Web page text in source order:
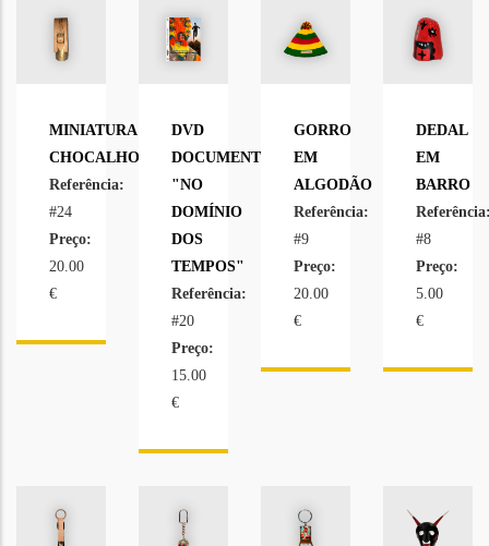
MINIATURA
CHOCALHO
Referência:
#24
Preço:
20.00
€
DVD
DOCUMENTÁRIO
"NO
DOMÍNIO
DOS
TEMPOS"
Referência:
#20
Preço:
15.00
€
GORRO
EM
ALGODÃO
Referência:
#9
Preço:
20.00
€
DEDAL
EM
BARRO
#8
Preço:
5.00
€